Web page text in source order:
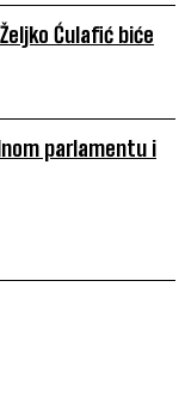
Ćulafić biće
parlamentu i